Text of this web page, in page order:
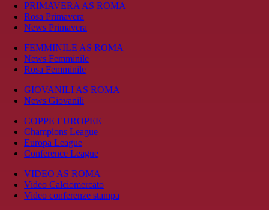
PRIMAVERA AS ROMA
Rosa Primavera
News Primavera
FEMMINILE AS ROMA
News Femminile
Rosa Femminile
GIOVANILI AS ROMA
News Giovanili
COPPE EUROPEE
Champions League
Europa League
Conference League
VIDEO AS ROMA
Video Calciomercato
Video conferenze stampa